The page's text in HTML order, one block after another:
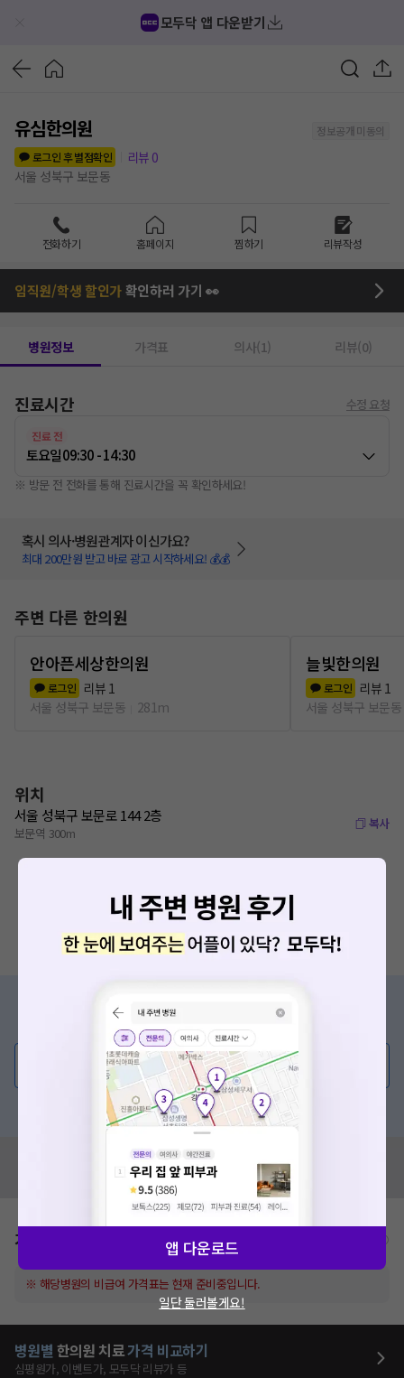
모두닥 앱 다운받기
유심한의원
정보공개 미동의
로그인 후 별점확인
리뷰 0
서울 성북구 보문동
전화하기 홈페이지 찜하기 리뷰작성
임직원/학생 할인가확인하러 가기 👀
병원정보 가격표 의사(1) 리뷰(0)
진료시간 수정 요청
진료 전
토요일09:30 - 14:30
※ 방문 전 전화를 통해 진료시간을 꼭 확인하세요!
혹시 의사·병원관계자 이신가요?
최대 200만원 받고 바로 광고 시작하세요! 💰💰
주변 다른 한의원
안아픈세상한의원
로그인 리뷰 1
서울 성북구 보문동
281m
늘빛한의원
로그인 리뷰 1
서울 성북구 보문동
위치
서울 성북구 보문로 144 2층
보문역 300m
복사
증상/치료, 궁금한 점이 있나요?
의사가 직접 답해드려요!
💬 무엇이든 물어보세요
혹은, 의료상담 서비스에 다양한 게시글 보러가기
혹시 잘못된 병원정보가 있나요?
모두닥 팀에 알려주세요!
가격표
※ 해당병원의 비급여 가격표는 현재 준비중입니다.
병원별 한의원 치료가격 비교하기
심평원가, 이벤트가, 모두닥 리뷰가 등
앱 다운로드
일단 둘러볼게요!